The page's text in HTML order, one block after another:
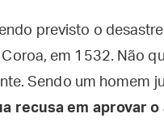
previsto o
em 1532. Não
Sendo um homem
recusa em aprovar